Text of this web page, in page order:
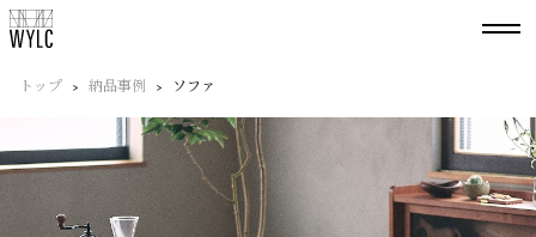
トップ 納品事例 ソファ